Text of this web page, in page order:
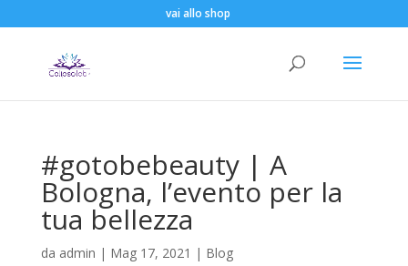
vai allo shop
#gotobebeauty | A
Bologna, l’evento per la
tua bellezza
da admin | Mag 17, 2021 | Blog